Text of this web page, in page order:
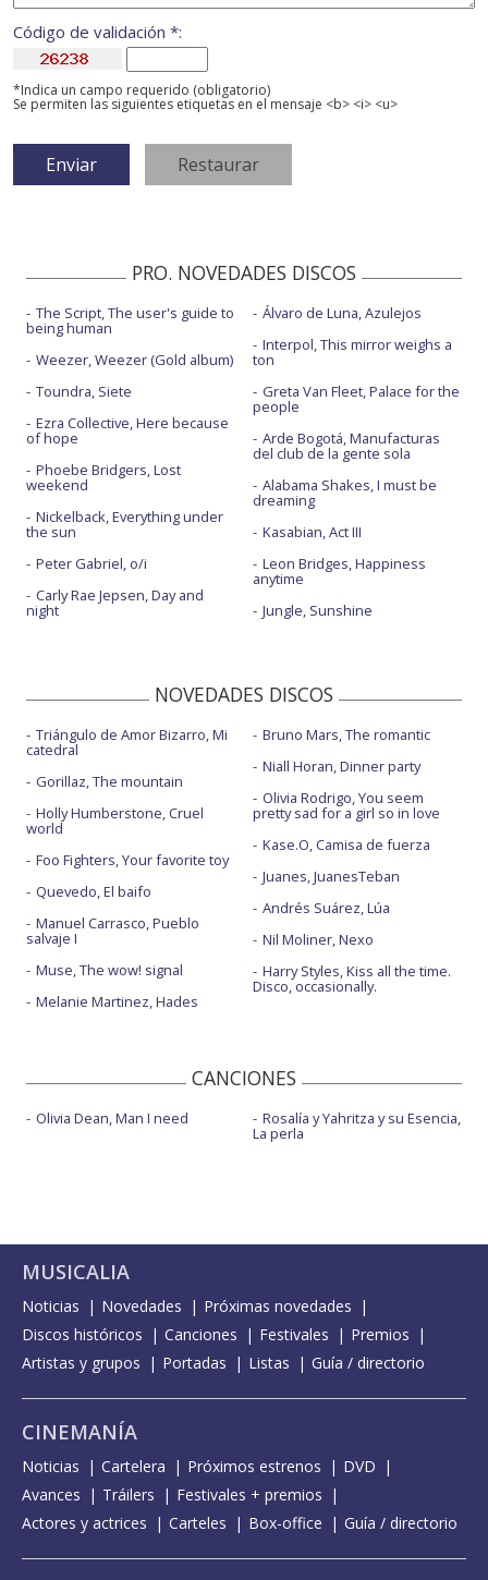
Código de validación *:
*Indica un campo requerido (obligatorio)
Se permiten las siguientes etiquetas en el mensaje <b> <i> <u>
PRO. NOVEDADES DISCOS
The Script, The user's guide to
being human
Weezer, Weezer (Gold album)
Toundra, Siete
Ezra Collective, Here because
of hope
Phoebe Bridgers, Lost
weekend
Nickelback, Everything under
the sun
Peter Gabriel, o/i
Carly Rae Jepsen, Day and
night
Álvaro de Luna, Azulejos
Interpol, This mirror weighs a
ton
Greta Van Fleet, Palace for the
people
Arde Bogotá, Manufacturas
del club de la gente sola
Alabama Shakes, I must be
dreaming
Kasabian, Act III
Leon Bridges, Happiness
anytime
Jungle, Sunshine
NOVEDADES DISCOS
Triángulo de Amor Bizarro, Mi
catedral
Gorillaz, The mountain
Holly Humberstone, Cruel
world
Foo Fighters, Your favorite toy
Quevedo, El baifo
Manuel Carrasco, Pueblo
salvaje I
Muse, The wow! signal
Melanie Martinez, Hades
Bruno Mars, The romantic
Niall Horan, Dinner party
Olivia Rodrigo, You seem
pretty sad for a girl so in love
Kase.O, Camisa de fuerza
Juanes, JuanesTeban
Andrés Suárez, Lúa
Nil Moliner, Nexo
Harry Styles, Kiss all the time.
Disco, occasionally.
CANCIONES
Olivia Dean, Man I need Rosalía y Yahritza y su Esencia,
La perla
MUSICALIA
Noticias Novedades
Próximas novedades
Discos históricos
Canciones Festivales
Premios
Artistas y grupos
Portadas Listas Guía / directorio
CINEMANÍA
Noticias Cartelera Próximos estrenos
DVD
Avances
Tráilers
Festivales + premios
Actores y actrices
Carteles Box-office Guía / directorio